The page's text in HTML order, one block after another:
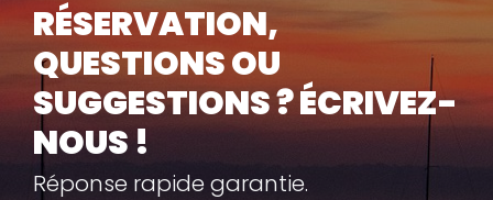
RÉSERVATION,
QUESTIONS OU
SUGGESTIONS ? ÉCRIVEZ-
NOUS !
Réponse rapide garantie.